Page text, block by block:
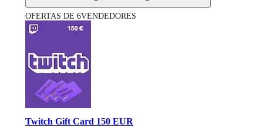
OFERTAS DE 6VENDEDORES
Twitch Gift Card 150 EUR